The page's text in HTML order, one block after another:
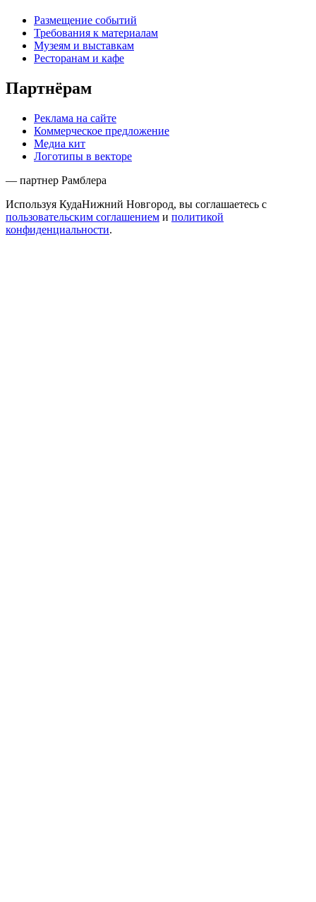
Размещение событий
Требования к материалам
Музеям и выставкам
Ресторанам и кафе
Партнёрам
Реклама на сайте
Коммерческое предложение
Медиа кит
Логотипы в векторе
— партнер Рамблера
Используя КудаНижний Новгород, вы соглашаетесь с
пользовательским соглашением и политикой
конфиденциальности.